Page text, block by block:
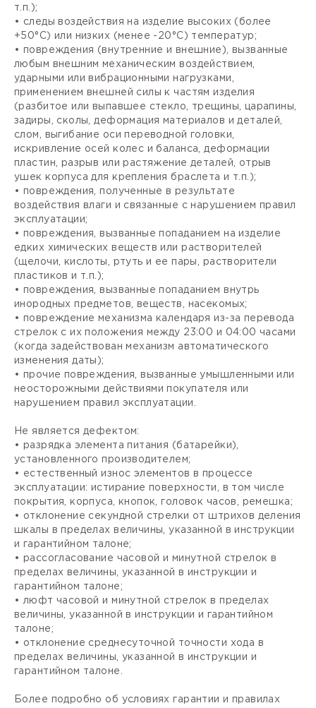
т.п.);
• следы воздействия на изделие высоких (более
+50°С) или низких (менее -20°С) температур;
• повреждения (внутренние и внешние), вызванные
любым внешним механическим воздействием,
ударными или вибрационными нагрузками,
применением внешней силы к частям изделия
(разбитое или выпавшее стекло, трещины, царапины,
задиры, сколы, деформация материалов и деталей,
слом, выгибание оси переводной головки,
искривление осей колес и баланса, деформации
пластин, разрыв или растяжение деталей, отрыв
ушек корпуса для крепления браслета и т.п.);
• повреждения, полученные в результате
воздействия влаги и связанные с нарушением правил
эксплуатации;
• повреждения, вызванные попаданием на изделие
едких химических веществ или растворителей
(щелочи, кислоты, ртуть и ее пары, растворители
пластиков и т.п.);
• повреждения, вызванные попаданием внутрь
инородных предметов, веществ, насекомых;
• повреждение механизма календаря из-за перевода
стрелок с их положения между 23:00 и 04:00 часами
(когда задействован механизм автоматического
изменения даты);
• прочие повреждения, вызванные умышленными или
неосторожными действиями покупателя или
нарушением правил эксплуатации.
Не является дефектом:
• разрядка элемента питания (батарейки),
установленного производителем;
• естественный износ элементов в процессе
эксплуатации: истирание поверхности, в том числе
покрытия, корпуса, кнопок, головок часов, ремешка;
• отклонение секундной стрелки от штрихов деления
шкалы в пределах величины, указанной в инструкции
и гарантийном талоне;
• рассогласование часовой и минутной стрелок в
пределах величины, указанной в инструкции и
гарантийном талоне;
• люфт часовой и минутной стрелок в пределах
величины, указанной в инструкции и гарантийном
талоне;
• отклонение среднесуточной точности хода в
пределах величины, указанной в инструкции и
гарантийном талоне.
Более подробно об условиях гарантии и правилах